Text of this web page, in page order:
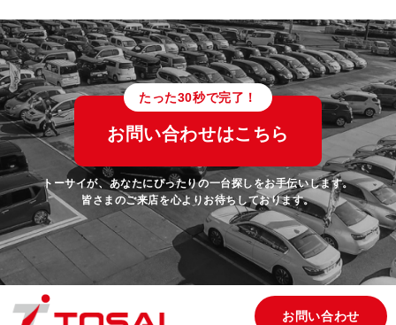
たった30秒で完了！
お問い合わせはこちら
トーサイが、あなたにぴったりの一台探しをお手伝いします。
皆さまのご来店を心よりお待ちしております。
お問い合わせ